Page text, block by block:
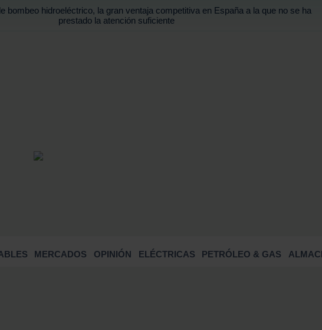
bombeo hidroeléctrico, la gran ventaja competitiva en España a la que no se ha
prestado la atención suficiente
MERCADOS OPINIÓN ELÉCTRICAS PETRÓLEO & GAS
BUSCAR